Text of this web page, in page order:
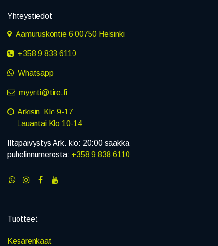
Yhteystiedot
Aamuruskontie 6 00750 Helsinki
+358 9 838 6110
Whatsapp
myynti@tire.fi
Arkisin Klo 9-17
Lauantai Klo 10-14
Iltapäivystys Ark. klo: 20:00 saakka
puhelinnumerosta: +358 9 838 6110
Tuotteet
Kesärenkaat